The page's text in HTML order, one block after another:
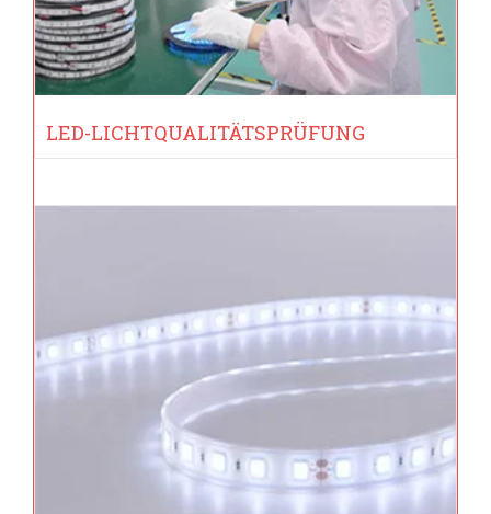
LED-LICHTQUALITÄTSPRÜFUNG